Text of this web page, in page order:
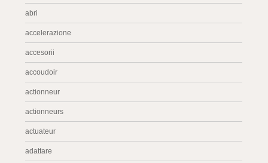
abri
accelerazione
accesorii
accoudoir
actionneur
actionneurs
actuateur
adattare